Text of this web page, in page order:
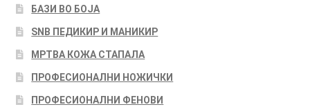
БАЗИ ВО БОЈА
SNB ПЕДИКИР И МАНИКИР
МРТВА КОЖА СТАПАЛА
ПРОФЕСИОНАЛНИ НОЖИЧКИ
ПРОФЕСИОНАЛНИ ФЕНОВИ